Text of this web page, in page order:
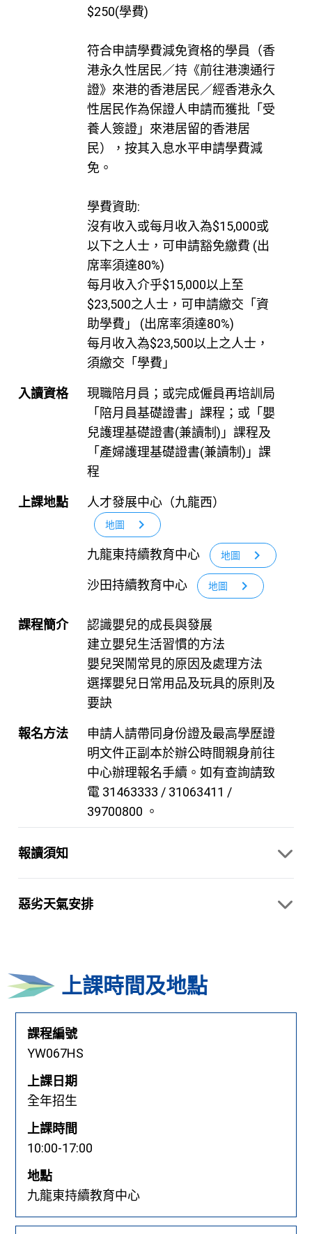
$250(學費)
符合申請學費減免資格的學員（香
港永久性居民／持《前往港澳通行
證》來港的香港居民／經香港永久
性居民作為保證人申請而獲批「受
養人簽證」來港居留的香港居
民），按其入息水平申請學費減
免。
學費資助:
沒有收入或每月收入為$15,000或
以下之人士，可申請豁免繳費 (出
席率須達80%)
每月收入介乎$15,000以上至
$23,500之人士，可申請繳交「資
助學費」 (出席率須達80%)
每月收入為$23,500以上之人士，
須繳交「學費」
入讀資格
現職陪月員；或完成僱員再培訓局
「陪月員基礎證書」課程；或「嬰
兒護理基礎證書(兼讀制)」課程及
「產婦護理基礎證書(兼讀制)」課
程
上課地點 人才發展中心（九龍西）
地圖 chevron_right
九龍東持續教育中心 地圖 chevron_right
沙田持續教育中心 地圖 chevron_right
課程簡介
認識嬰兒的成長與發展
建立嬰兒生活習慣的方法
嬰兒哭鬧常見的原因及處理方法
選擇嬰兒日常用品及玩具的原則及
要訣
報名方法
申請人請帶同身份證及最高學歷證
明文件正副本於辦公時間親身前往
中心辦理報名手續。如有查詢請致
電 31463333 / 31063411 /
39700800 。
報讀須知
惡劣天氣安排
上課時間及地點
課程編號
YW067HS
上課日期
全年招生
上課時間
10:00-17:00
地點
九龍東持續教育中心